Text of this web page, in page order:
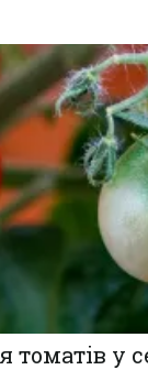
томатів у